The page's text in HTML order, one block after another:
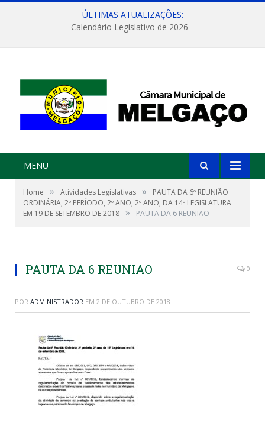
ÚLTIMAS ATUALIZAÇÕES:
Calendário Legislativo de 2026
MENU
Home » Atividades Legislativas »
PAUTA DA 6º REUNIÃO
ORDINÁRIA, 2º PERÍODO, 2º ANO, 2º ANO, DA 14º LEGISLATURA
EM 19 DE SETEMBRO DE 2018 » PAUTA DA 6 REUNIAO
PAUTA DA 6 REUNIAO 0
POR ADMINISTRADOR EM 2 DE OUTUBRO DE 2018